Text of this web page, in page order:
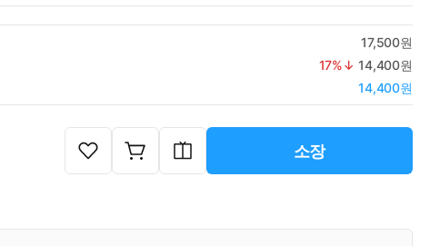
17,500원
17%↓ 14,400원
14,400원
소장